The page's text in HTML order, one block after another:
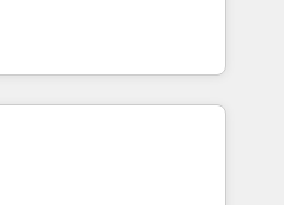
first
Rogan, CEO of
we can do better and be
integraciones API y
con IA. Con
hemos liderado 100+
HubSpot con SAP,
financieras,
Nuestro equipo
inglés y portugués,